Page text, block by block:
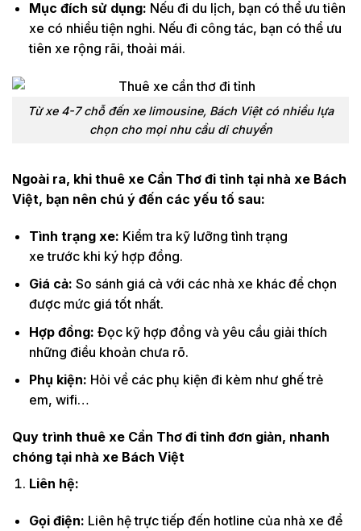
Mục đích sử dụng: Nếu đi du lịch, bạn có thể ưu tiên
xe có nhiều tiện nghi. Nếu đi công tác, bạn có thể ưu
tiên xe rộng rãi, thoải mái.
Từ xe 4-7 chỗ đến xe limousine, Bách Việt có nhiều lựa
chọn cho mọi nhu cầu di chuyển
Ngoài ra, khi thuê xe Cần Thơ đi tỉnh tại nhà xe Bách
Việt, bạn nên chú ý đến các yếu tố sau:
Tình trạng xe: Kiểm tra kỹ lưỡng tình trạng
xe trước khi ký hợp đồng.
Giá cả: So sánh giá cả với các nhà xe khác để chọn
được mức giá tốt nhất.
Hợp đồng: Đọc kỹ hợp đồng và yêu cầu giải thích
những điều khoản chưa rõ.
Phụ kiện: Hỏi về các phụ kiện đi kèm như ghế trẻ
em, wifi…
Quy trình thuê xe Cần Thơ đi tỉnh đơn giản, nhanh
chóng tại nhà xe Bách Việt
Liên hệ:
Gọi điện: Liên hệ trực tiếp đến hotline của nhà xe để